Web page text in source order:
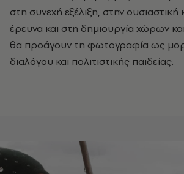
στη συνεχή εξέλιξη, στην ουσιαστική
έρευνα και στη δημιουργία χώρων
θα προάγουν τη φωτογραφία ως
διαλόγου και πολιτιστικής παιδείας.